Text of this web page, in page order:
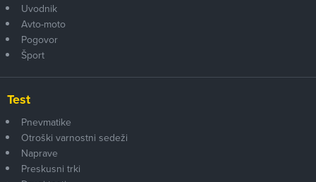
Uvodnik
Avto-moto
Pogovor
Šport
Test
Pnevmatike
Otroški varnostni sedeži
Naprave
Preskusni trki